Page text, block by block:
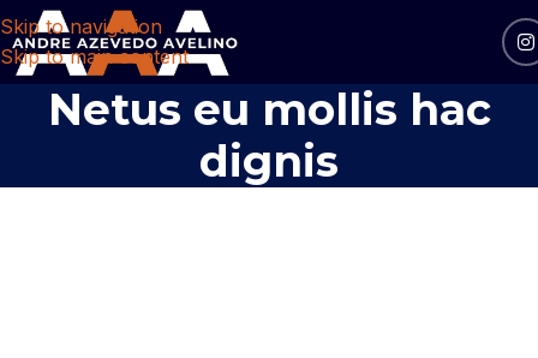
Skip to navigation
Skip to main content
Netus eu mollis hac
dignis